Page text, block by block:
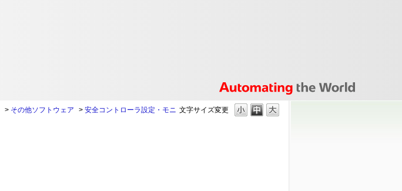
文字サイズ変更
> その他ソフトウェア > 安全コントローラ設定・モニ